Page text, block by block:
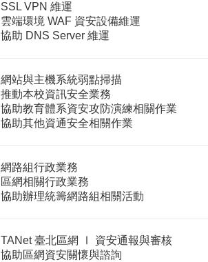
SSL VPN 維運
雲端環境 WAF 資安設備維運
協助 DNS Server 維運
網站與主機系統弱點掃描
推動本校資訊安全業務
協助教育體系資安攻防演練相關作業
協助其他資通安全相關作業
網路組行政業務
區網相關行政業務
協助辦理統籌網路組相關活動
TANet 臺北區網 Ⅰ 資安通報與審核
協助區網資安關懷與諮詢